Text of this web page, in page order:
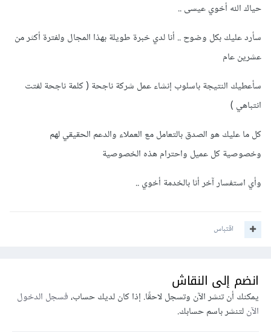
حياك الله أخوي عيسى ..
سأرد عليك بكل وضوح .. أنا لدي خبرة طويلة بهذا المجال ولفترة أكثر من
عشرين عام
سأعطيك النتيجة باسلوب إنشاء عمل شركة ناجحة ( كلمة ناجحة لفتت
انتباهي )
كل ما عليك هو الصدق بالتعامل مع العملاء والدعم الحقيقي لهم
وخصوصية كل عميل واحترام هذه الخصوصية
وأي استفسار آخر أنا بالخدمة أخوي ..
اقتباس
انضم إلى النقاش
يمكنك أن تنشر الآن وتسجل لاحقًا. إذا كان لديك حساب،فسجل الدخول
الآنلتنشر باسم حسابك.